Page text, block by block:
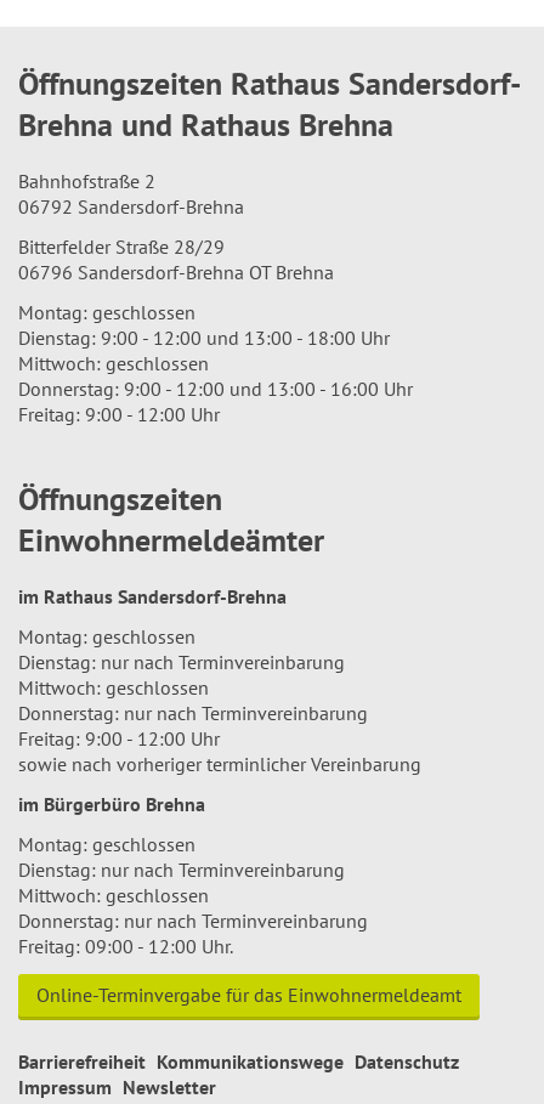
Öffnungszeiten Rathaus Sandersdorf-
Brehna und Rathaus Brehna
Bahnhofstraße 2
06792 Sandersdorf-Brehna
Bitterfelder Straße 28/29
06796 Sandersdorf-Brehna OT Brehna
Montag: geschlossen
Dienstag: 9:00 - 12:00 und 13:00 - 18:00 Uhr
Mittwoch: geschlossen
Donnerstag: 9:00 - 12:00 und 13:00 - 16:00 Uhr
Freitag: 9:00 - 12:00 Uhr
Öffnungszeiten
Einwohnermeldeämter
im Rathaus Sandersdorf-Brehna
Montag: geschlossen
Dienstag: nur nach Terminvereinbarung
Mittwoch: geschlossen
Donnerstag: nur nach Terminvereinbarung
Freitag: 9:00 - 12:00 Uhr
sowie nach vorheriger terminlicher Vereinbarung
im Bürgerbüro Brehna
Montag: geschlossen
Dienstag: nur nach Terminvereinbarung
Mittwoch: geschlossen
Donnerstag: nur nach Terminvereinbarung
Freitag: 09:00 - 12:00 Uhr.
Online-Terminvergabe für das Einwohnermeldeamt
Barrierefreiheit Kommunikationswege Datenschutz
Impressum Newsletter